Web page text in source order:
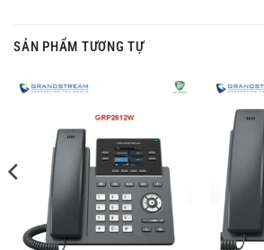
SẢN PHẨM TƯƠNG TỰ